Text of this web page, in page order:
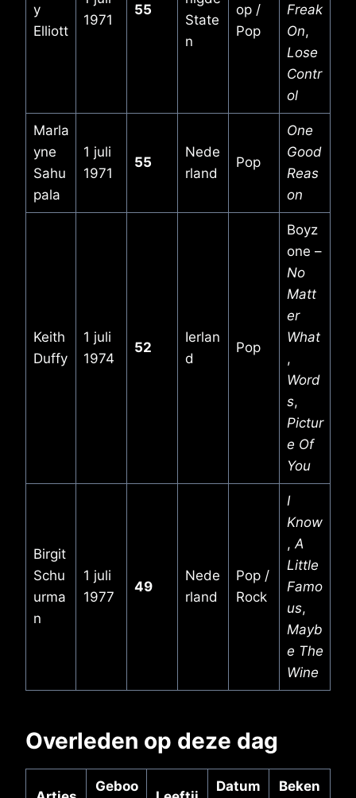
y
Elliott
1971
55
State
n
op /
Pop
Freak
On,
Lose
Contr
ol
Marla
yne
Sahu
pala
1 juli
1971
55
Nede
rland
Pop
One
Good
Reas
on
Keith
Duffy
1 juli
1974
52
Ierlan
d
Pop
Boyz
one –
No
Matt
er
What
,
Word
s,
Pictur
e Of
You
Birgit
Schu
urma
n
1 juli
1977
49
Nede
rland
Pop /
Rock
I
Know
, A
Little
Famo
us,
Mayb
e The
Wine
Overleden op deze dag
Geboo
Datum
Beken